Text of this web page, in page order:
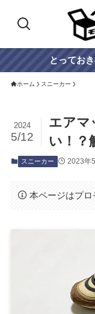
とってお
ホーム スニーカー
エアマ
い！？
2024
5/12
スニーカー 2023年
本ページはプ